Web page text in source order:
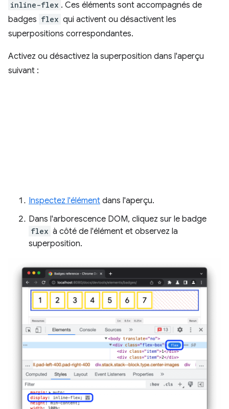
inline-flex . Ces éléments sont accompagnés de
badges flex qui activent ou désactivent les
superpositions correspondantes.
Activez ou désactivez la superposition dans l'aperçu
suivant :
Inspectez l'élément dans l'aperçu.
Dans l'arborescence DOM, cliquez sur le badge
flex à côté de l'élément et observez la
superposition.